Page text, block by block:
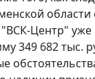
области
Центр" уже
349 682 тыс.